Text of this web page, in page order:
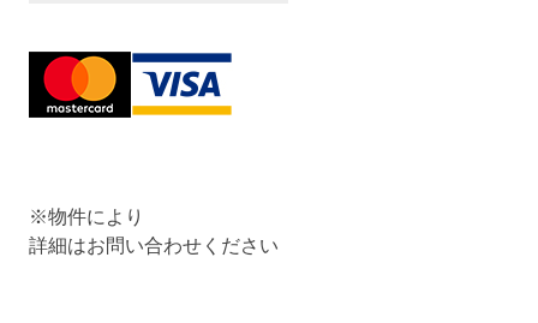
※物件により
詳細はお問い合わせください